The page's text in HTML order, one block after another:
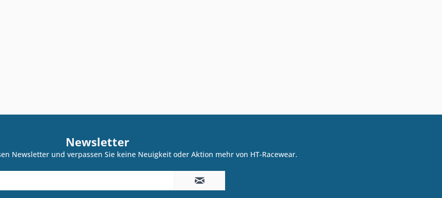
Newsletter
Newsletter und verpassen Sie keine Neuigkeit oder Aktion mehr von HT-Racewear.